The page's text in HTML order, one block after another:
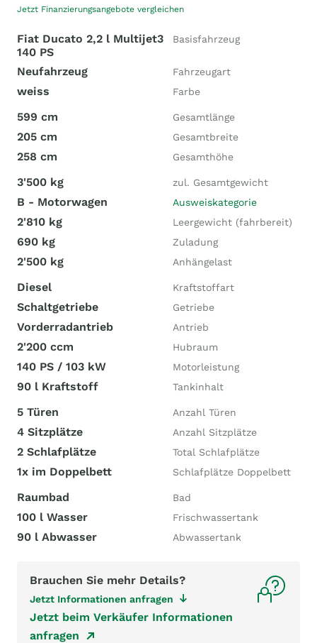
Jetzt Finanzierungsangebote vergleichen
Fiat Ducato 2,2 l Multijet3
140 PS
Basisfahrzeug
Neufahrzeug Fahrzeugart
weiss Farbe
599 cm Gesamtlänge
205 cm Gesamtbreite
258 cm Gesamthöhe
3'500 kg zul. Gesamtgewicht
B - Motorwagen Ausweiskategorie
2'810 kg Leergewicht (fahrbereit)
690 kg Zuladung
2'500 kg Anhängelast
Diesel Kraftstoffart
Schaltgetriebe Getriebe
Vorderradantrieb Antrieb
2'200 ccm Hubraum
140 PS / 103 kW Motorleistung
90 l Kraftstoff Tankinhalt
5 Türen Anzahl Türen
4 Sitzplätze Anzahl Sitzplätze
2 Schlafplätze Total Schlafplätze
1x im Doppelbett Schlafplätze Doppelbett
Raumbad Bad
100 l Wasser Frischwassertank
90 l Abwasser Abwassertank
Brauchen Sie mehr Details?
Jetzt Informationen anfragen
Jetzt beim Verkäufer Informationen
anfragen